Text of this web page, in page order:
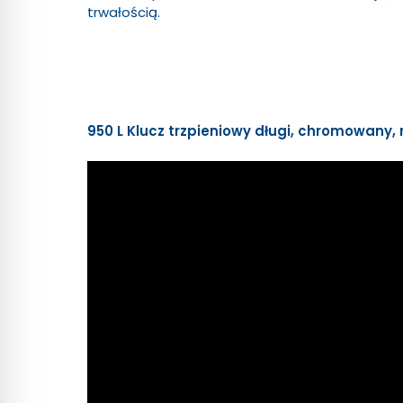
trwałością.
950 L Klucz trzpieniowy długi, chromowany,